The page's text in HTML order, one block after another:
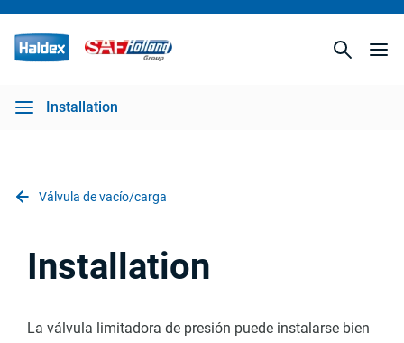
Installation
Válvula de vacío/carga
Installation
La válvula limitadora de presión puede instalarse bien